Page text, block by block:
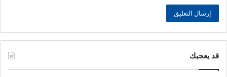
قد يعجبك